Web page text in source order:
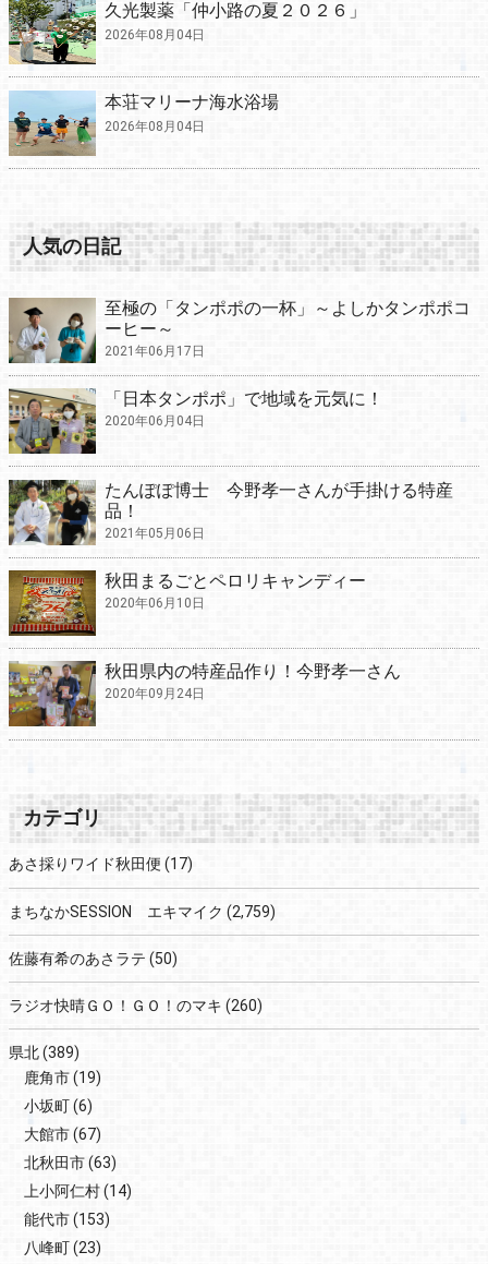
久光製薬「仲小路の夏２０２６」
2026年08月04日
本荘マリーナ海水浴場
2026年08月04日
人気の日記
至極の「タンポポの一杯」～よしかタンポポコ
ーヒー～
2021年06月17日
「日本タンポポ」で地域を元気に！
2020年06月04日
たんぽぽ博士 今野孝一さんが手掛ける特産
品！
2021年05月06日
秋田まるごとペロリキャンディー
2020年06月10日
秋田県内の特産品作り！今野孝一さん
2020年09月24日
カテゴリ
あさ採りワイド秋田便 (17)
まちなかSESSION エキマイク (2,759)
佐藤有希のあさラテ (50)
ラジオ快晴ＧＯ！ＧＯ！のマキ (260)
県北(389)
鹿角市(19)
小坂町(6)
大館市(67)
北秋田市(63)
上小阿仁村(14)
能代市(153)
八峰町(23)